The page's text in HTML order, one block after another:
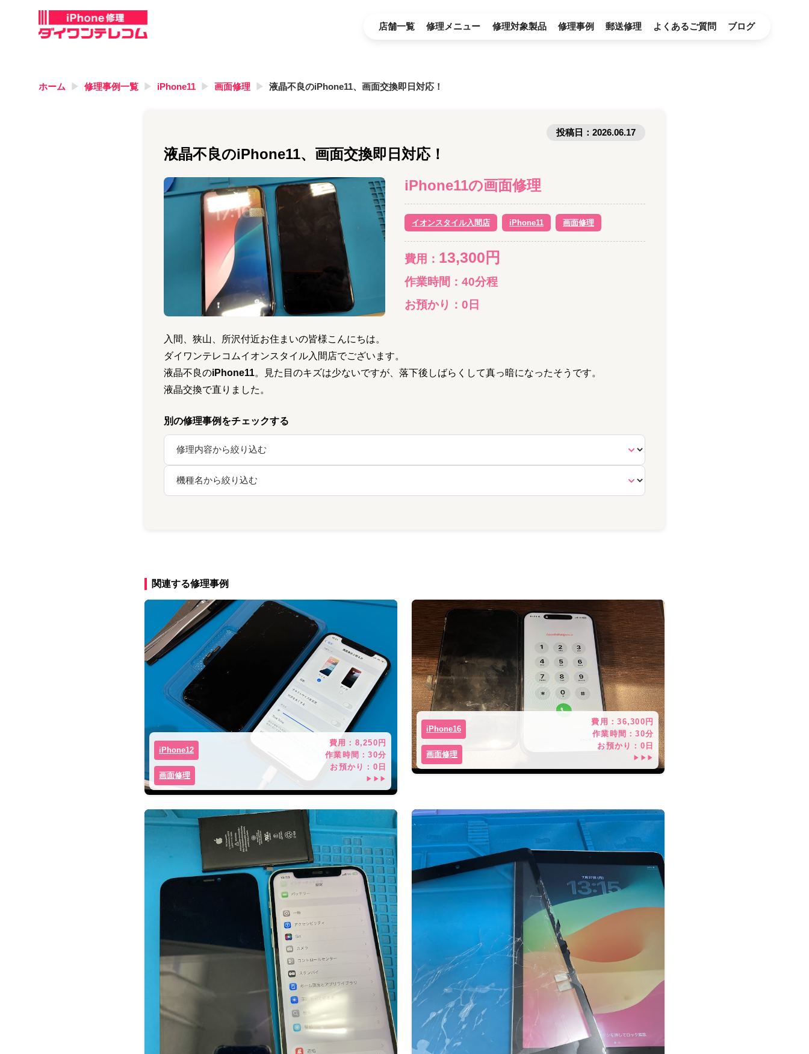
店舗一覧 修理メニュー 修理対象製品 修理事例 郵送修理 よくあるご質問 ブログ
ホーム 修理事例一覧 iPhone11 画面修理 液晶不良のiPhone11、画面交換即日対応！
液晶不良のiPhone11、画面交換即日対応！
投稿日： 2026.06.17
iPhone11の画面修理
イオンスタイル入間店 iPhone11 画面修理
費用： 13,300 円
作業時間： 40分程
お預かり： 0 日
入間、狭山、所沢付近お住まいの皆様こんにちは。
ダイワンテレコムイオンスタイル入間店でございます。
液晶不良のiPhone11。見た目のキズは少ないですが、落下後しばらくして真っ暗になったそうです。
液晶交換で直りました。
別の修理事例をチェックする
関連する修理事例
iPhone12
画面修理
費用： 8,250円
作業時間：30分
お預かり： 0 日
▶▶▶
iPhone16
画面修理
費用：36,300 円
作業時間：30分
お預かり： 0 日
▶▶▶